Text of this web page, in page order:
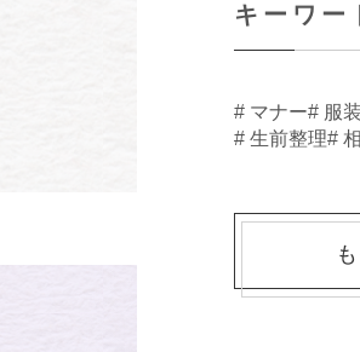
キーワー
# マナー# 服装
# 生前整理#